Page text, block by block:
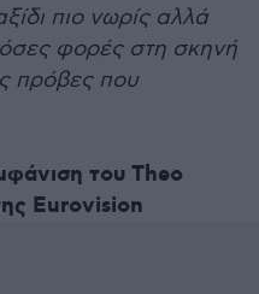
πιο νωρίς αλλά
φορές στη σκηνή
πρόβες που
του Theo
Eurovision